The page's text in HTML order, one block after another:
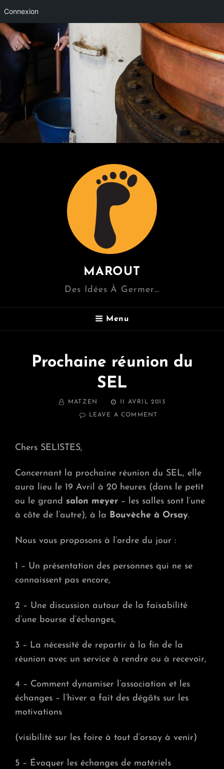
Connexion
MAROUT
Des Idées À Germer…
Menu
Prochaine réunion du
SEL
BY MATZEN
POSTED
ON
11 AVRIL 2013
LEAVE A COMMENT
Chers SELISTES,
Concernant la prochaine réunion du SEL, elle
aura lieu le 19 Avril à 20 heures (dans le petit
ou le grand salon meyer – les salles sont l’une
à côte de l’autre), à la Bouvèche à Orsay.
Nous vous proposons à l’ordre du jour :
1 – Un présentation des personnes qui ne se
connaissent pas encore,
2 – Une discussion autour de la faisabilité
d’une bourse d’échanges,
3 – La nécessité de repartir à la fin de la
réunion avec un service à rendre ou à recevoir,
4 – Comment dynamiser l’association et les
échanges – l’hiver a fait des dégâts sur les
motivations
(visibilité sur les foire à tout d’orsay à venir)
5 – Évoquer les échanges de matériels